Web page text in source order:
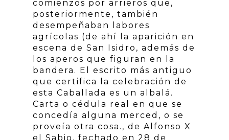
comienzos por arrieros que,
posteriormente, también
desempeñaban labores
agrícolas (de ahí la aparición en
escena de San Isidro, además de
los aperos que figuran en la
bandera. El escrito más antiguo
que certifica la celebración de
esta Caballada es un albalá.
Carta o cédula real en que se
concedía alguna merced, o se
proveía otra cosa., de Alfonso X
el Sabio, fechado en 28 de